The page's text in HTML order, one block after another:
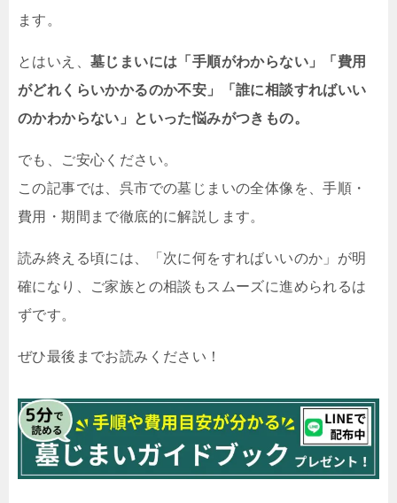
ます。
とはいえ、 墓じまいには「手順がわからない」「費用
がどれくらいかかるのか不安」「誰に相談すればいい
のかわからない」といった悩みがつきもの。
でも、ご安心ください。
この記事では、呉市での墓じまいの全体像を、手順・
費用・期間まで徹底的に解説します。
読み終える頃には、「次に何をすればいいのか」が明
確になり、ご家族との相談もスムーズに進められるは
ずです。
ぜひ最後までお読みください！